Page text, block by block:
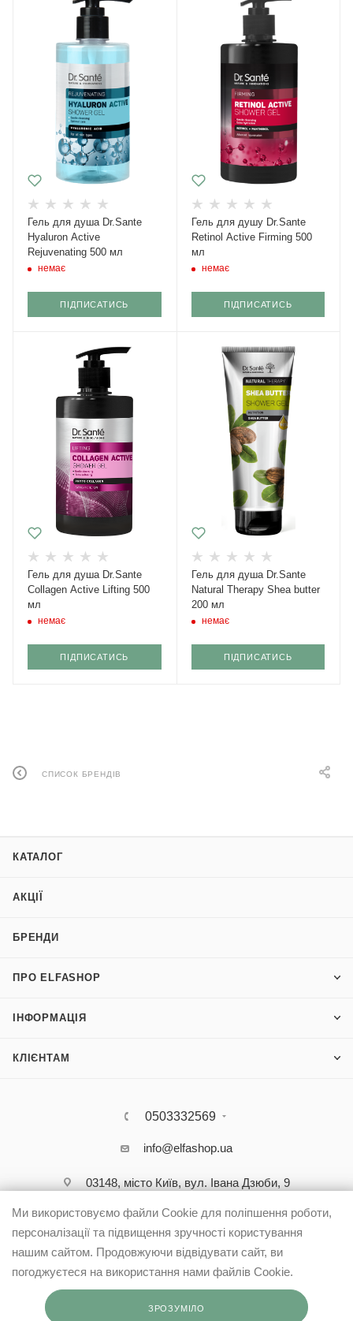
Гель для душа Dr.Sante
Hyaluron Active
Rejuvenating 500 мл
немає
ПІДПИСАТИСЬ
Гель для душу Dr.Sante
Retinol Active Firming 500
мл
немає
ПІДПИСАТИСЬ
Гель для душа Dr.Sante
Collagen Active Lifting 500
мл
немає
ПІДПИСАТИСЬ
Гель для душа Dr.Sante
Natural Therapy Shea butter
200 мл
немає
ПІДПИСАТИСЬ
СПИСОК БРЕНДІВ
КАТАЛОГ
АКЦІЇ
БРЕНДИ
ПРО ELFASHOP
ІНФОРМАЦІЯ
КЛІЄНТАМ
0503332569
info@elfashop.ua
03148, місто Київ, вул. Івана Дзюби, 9
Ми використовуємо файли Cookie для поліпшення роботи,
персоналізації та підвищення зручності користування
нашим сайтом. Продовжуючи відвідувати сайт, ви
погоджуєтеся на використання нами файлів Cookie.
ЗРОЗУМІЛО